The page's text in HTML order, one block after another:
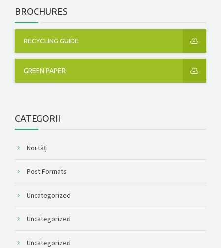
BROCHURES
RECYCLING GUIDE
GREEN PAPER
CATEGORII
Noutăți
Post Formats
Uncategorized
Uncategorized
Uncategorized